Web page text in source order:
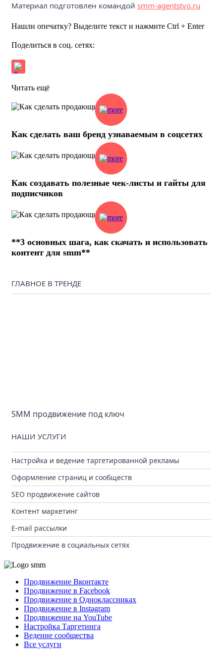
Материал подготовлен командой smm-agentstvo.ru
Нашли опечатку? Выделите текст и нажмите Ctrl + Enter
Поделиться в соц. сетях:
Читать ещё
Как сделать ваш бренд узнаваемым в соцсетях
Как создавать полезные чек-листы и гайты для
подписчиков
**3 основных шага, как скачать и использовать
контент для smm**
ГЛАВНОЕ В ТРЕНДЕ
SMM продвижение под ключ
НАШИ УСЛУГИ
Настройка и ведение таргетированной рекламы
Оформление страниц и сообществ
SEO продвижение сайтов
Контент маркетинг
E-mail рассылки
Продвижение в социальных сетях
Продвижение Вконтакте
Продвижение в Facebook
Продвижение в Одноклассниках
Продвижение в Instagram
Продвижение на YouTube
Настройка Таргетинга
Ведение сообщества
Все услуги